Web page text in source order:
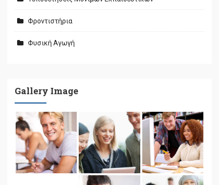
Φροντιστήρια
Φυσική Αγωγή
Gallery Image